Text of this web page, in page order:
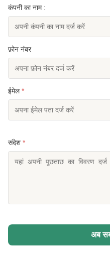
कंपनी का नाम :
फ़ोन नंबर
ईमेल*
संदेश *
अब